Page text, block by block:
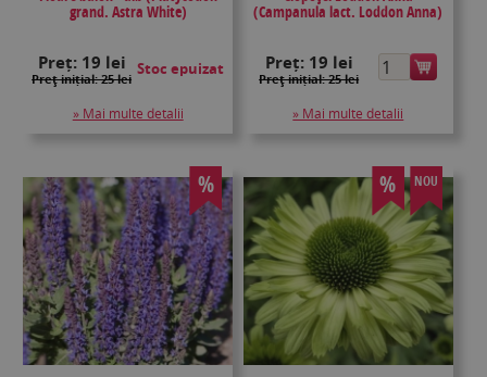
grand. Astra White)
Stoc epuizat
Preț: 19 lei
Preţ inițial: 25 lei
» Mai multe detalii
(Campanula lact. Loddon Anna)
Preț: 19 lei
Preţ inițial: 25 lei
» Mai multe detalii
% % NOU